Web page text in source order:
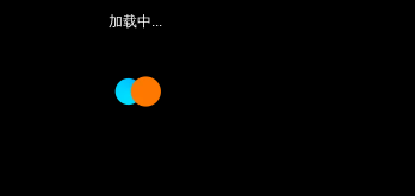
加载中...